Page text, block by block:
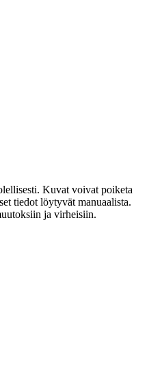
Kuvat voivat poiketa
tiedot löytyvät manuaalista.
ja virheisiin.